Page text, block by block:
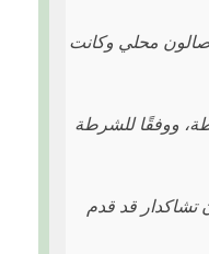
صالون محلي وكانت
ووفقًا للشرطة
تشاكدار قد قدم